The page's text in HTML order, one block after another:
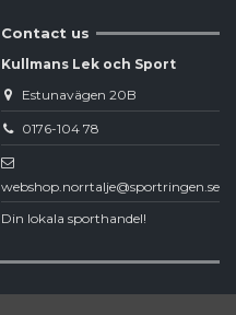
Contact us
Kullmans Lek och Sport
Estunavägen 20B
0176-104 78
webshop.norrtalje@sportringen.se
Din lokala sporthandel!